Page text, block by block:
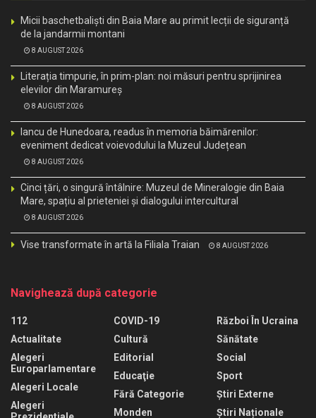
Micii baschetbaliști din Baia Mare au primit lecții de siguranță
de la jandarmii montani
8 AUGUST 2026
Literația timpurie, în prim-plan: noi măsuri pentru sprijinirea
elevilor din Maramureș
8 AUGUST 2026
Iancu de Hunedoara, readus în memoria băimărenilor:
eveniment dedicat voievodului la Muzeul Județean
8 AUGUST 2026
Cinci țări, o singură întâlnire: Muzeul de Mineralogie din Baia
Mare, spațiu al prieteniei și dialogului intercultural
8 AUGUST 2026
Vise transformate în artă la Filiala Traian 8 AUGUST 2026
Navighează după categorie
112
Actualitate
Alegeri
Europarlamentare
Alegeri Locale
Alegeri
COVID-19
Cultură
Editorial
Educaţie
Fără Categorie
Monden
Război În Ucraina
Sănătate
Social
Sport
Știri Externe
Știri Naționale